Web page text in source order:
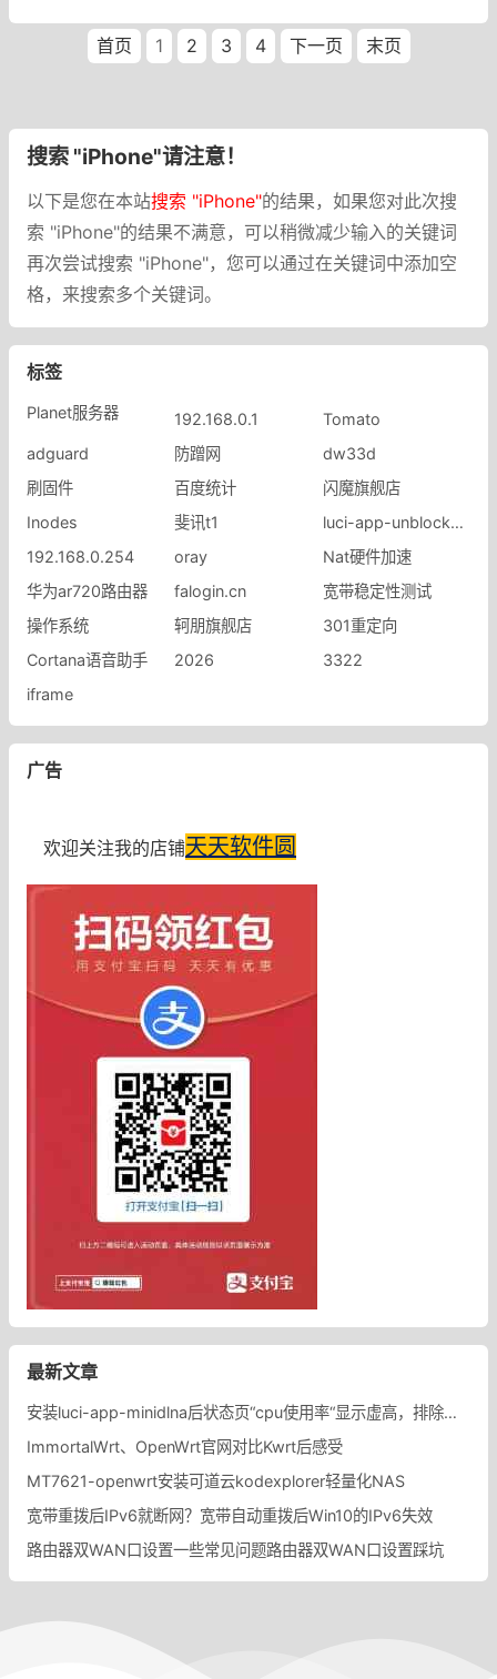
首页 1 2 3 4 下一页 末页
搜索 "iPhone"请注意！
以下是您在本站搜索 "iPhone"的结果，如果您对此次搜
索 "iPhone"的结果不满意，可以稍微减少输入的关键词
再次尝试搜索 "iPhone"，您可以通过在关键词中添加空
格，来搜索多个关键词。
标签
Planet服务器 192.168.0.1
Tomato
adguard
防蹭网
dw33d
刷固件
百度统计
闪魔旗舰店
Inodes
斐讯t1
luci-app-unblockmusic
192.168.0.254
oray
Nat硬件加速
华为ar720路由器
falogin.cn
宽带稳定性测试
操作系统
轲朋旗舰店
301重定向
Cortana语音助手
2026
3322
iframe
广告
欢迎关注我的店铺天天软件圆
最新文章
安装luci-app-minidlna后状态页“cpu使用率“显示虚高，排除过程记录。
ImmortalWrt、OpenWrt官网对比Kwrt后感受
MT7621-openwrt安装可道云kodexplorer轻量化NAS
宽带重拨后IPv6就断网？宽带自动重拨后Win10的IPv6失效
路由器双WAN口设置一些常见问题路由器双WAN口设置踩坑